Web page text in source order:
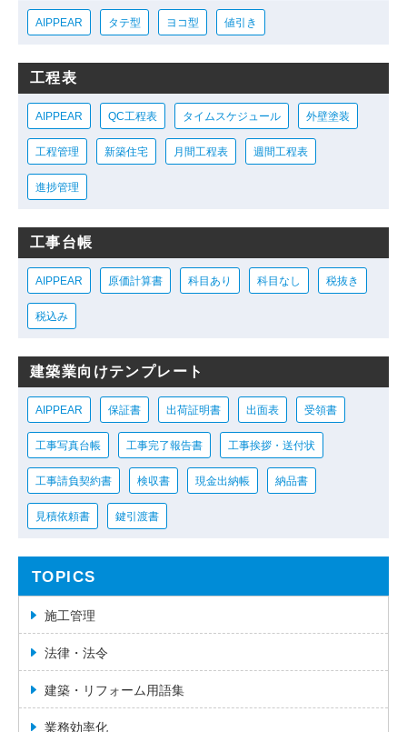
AIPPEAR タテ型 ヨコ型 値引き
工程表
AIPPEAR QC工程表 タイムスケジュール 外壁塗装
工程管理 新築住宅 月間工程表 週間工程表
進捗管理
工事台帳
AIPPEAR 原価計算書 科目あり 科目なし 税抜き
税込み
建築業向けテンプレート
AIPPEAR 保証書 出荷証明書 出面表 受領書
工事写真台帳 工事完了報告書 工事挨拶・送付状
工事請負契約書 検収書 現金出納帳 納品書
見積依頼書 鍵引渡書
TOPICS
施工管理
法律・法令
建築・リフォーム用語集
業務効率化